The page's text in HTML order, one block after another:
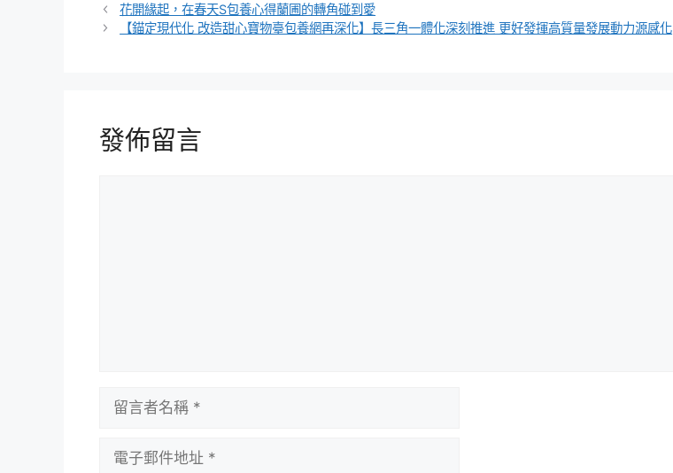
籤
花開緣起，在春天S包養心得蘭圃的轉角碰到愛
【錨定現代化 改造甜心寶物臺包養網再深化】長三角一體化深刻推進 更好發揮高質量發展動力源感化
發佈留言